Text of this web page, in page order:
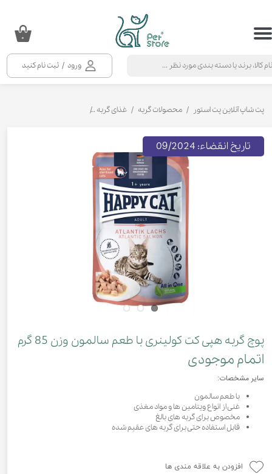
ورود / ثبت نام کنید
حساب کاربری من
خروج از حساب کاربری
۰
پت شاپ آنلاین پت استور محصولات گربه غذای گربه
پوچ گربه هپی کت کولینری با طعم سالمون وزن 85 گرم
اتمام موجودی
سایر مشخصات:
با طعم سالمون
غنی از انواع ویتامین ها و مواد مغذی
مخصوص برای گربه های بالغ
قابل استفاده حتی برای گربه های عقیم شده
تاریخ انقضاء: 09/2024
افزودن به علاقه مندی ها